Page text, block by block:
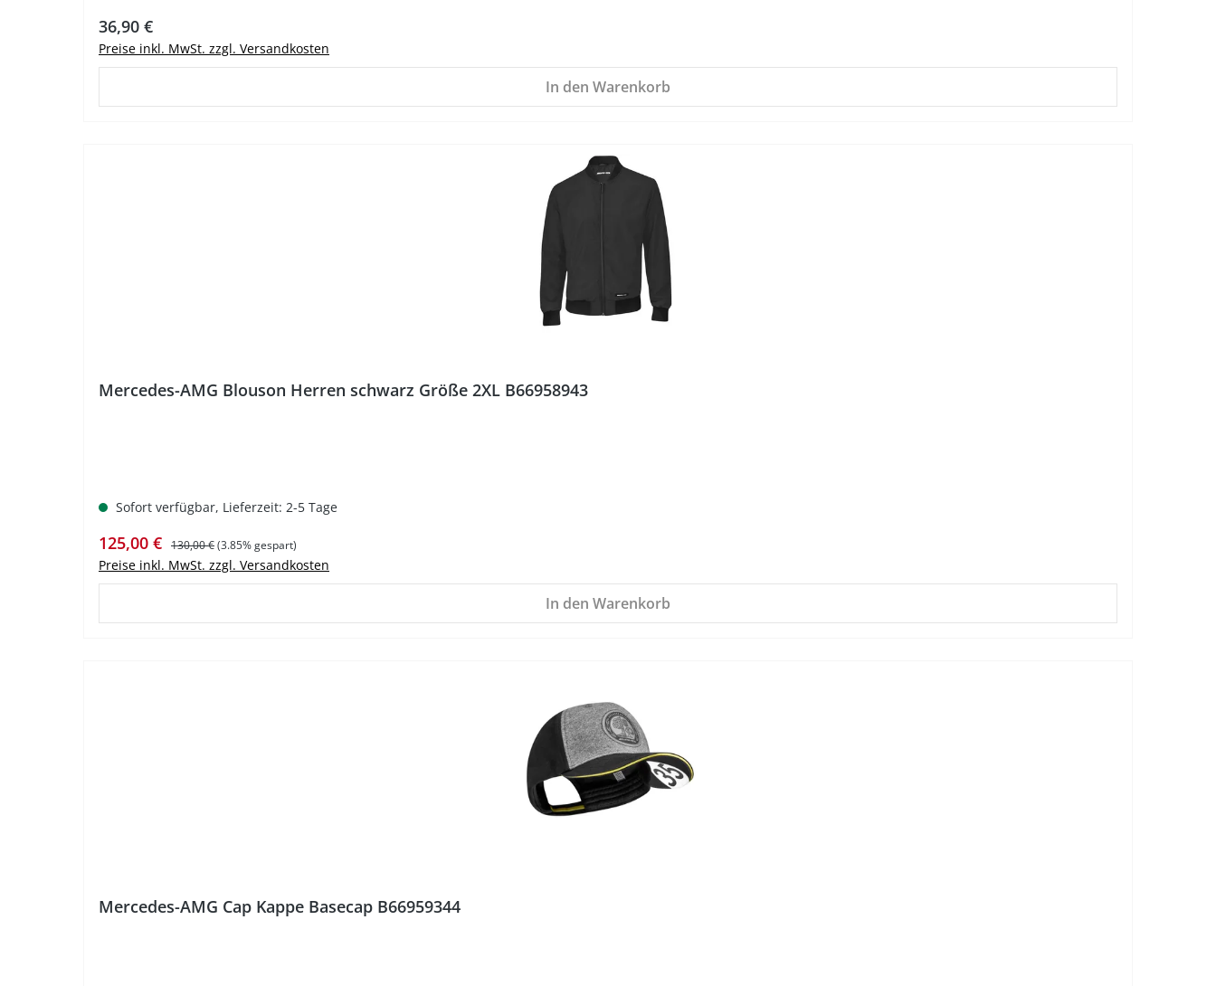
Regulärer Preis:
36,90 €
Preise inkl. MwSt. zzgl. Versandkosten
In den Warenkorb
Mercedes-AMG Blouson Herren schwarz Größe 2XL B66958943
Sofort verfügbar, Lieferzeit: 2-5 Tage
Verkaufspreis:
125,00 € Regulärer Preis:
130,00 €(3.85% gespart)
Preise inkl. MwSt. zzgl. Versandkosten
In den Warenkorb
Mercedes-AMG Cap Kappe Basecap B66959344